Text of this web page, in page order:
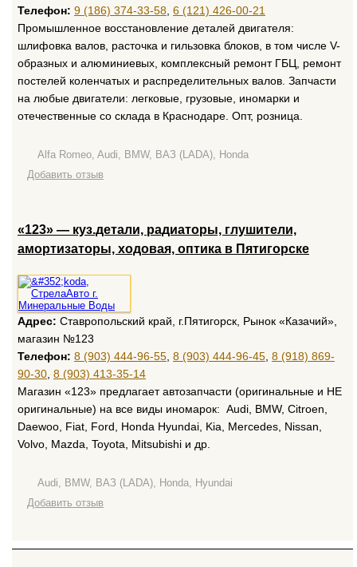
Телефон: 9 (186) 374-33-58 6 (121) 426-00-21
Промышленное восстановление деталей двигателя:
шлифовка валов, расточка и гильзовка блоков, в том числе V-
образных и алюминиевых, комплексный ремонт ГБЦ, ремонт
постелей коленчатых и распределительных валов. Запчасти
на любые двигатели: легковые, грузовые, иномарки и
отечественные со склада в Краснодаре. Опт, розница.
Alfa Romeo, Audi, BMW, ВАЗ (LADA), Honda
Добавить отзыв
«123» — куз.детали, радиаторы, глушители,
амортизаторы, ходовая, оптика в Пятигорске
Адрес: Ставропольский край, г.Пятигорск, Рынок «Казачий»,
магазин №123
Телефон: 8 (903) 444-96-55 8 (903) 444-96-45 8 (918) 869-
90-30 8 (903) 413-35-14
Магазин «123» предлагает автозапчасти (оригинальные и НЕ
оригинальные) на все виды иномарок: Audi, BMW, Citroen,
Daewoo, Fiat, Ford, Honda Hyundai, Kia, Mercedes, Nissan,
Volvo, Mazda, Toyota, Mitsubishi и др.
Audi, BMW, ВАЗ (LADA), Honda, Hyundai
Добавить отзыв